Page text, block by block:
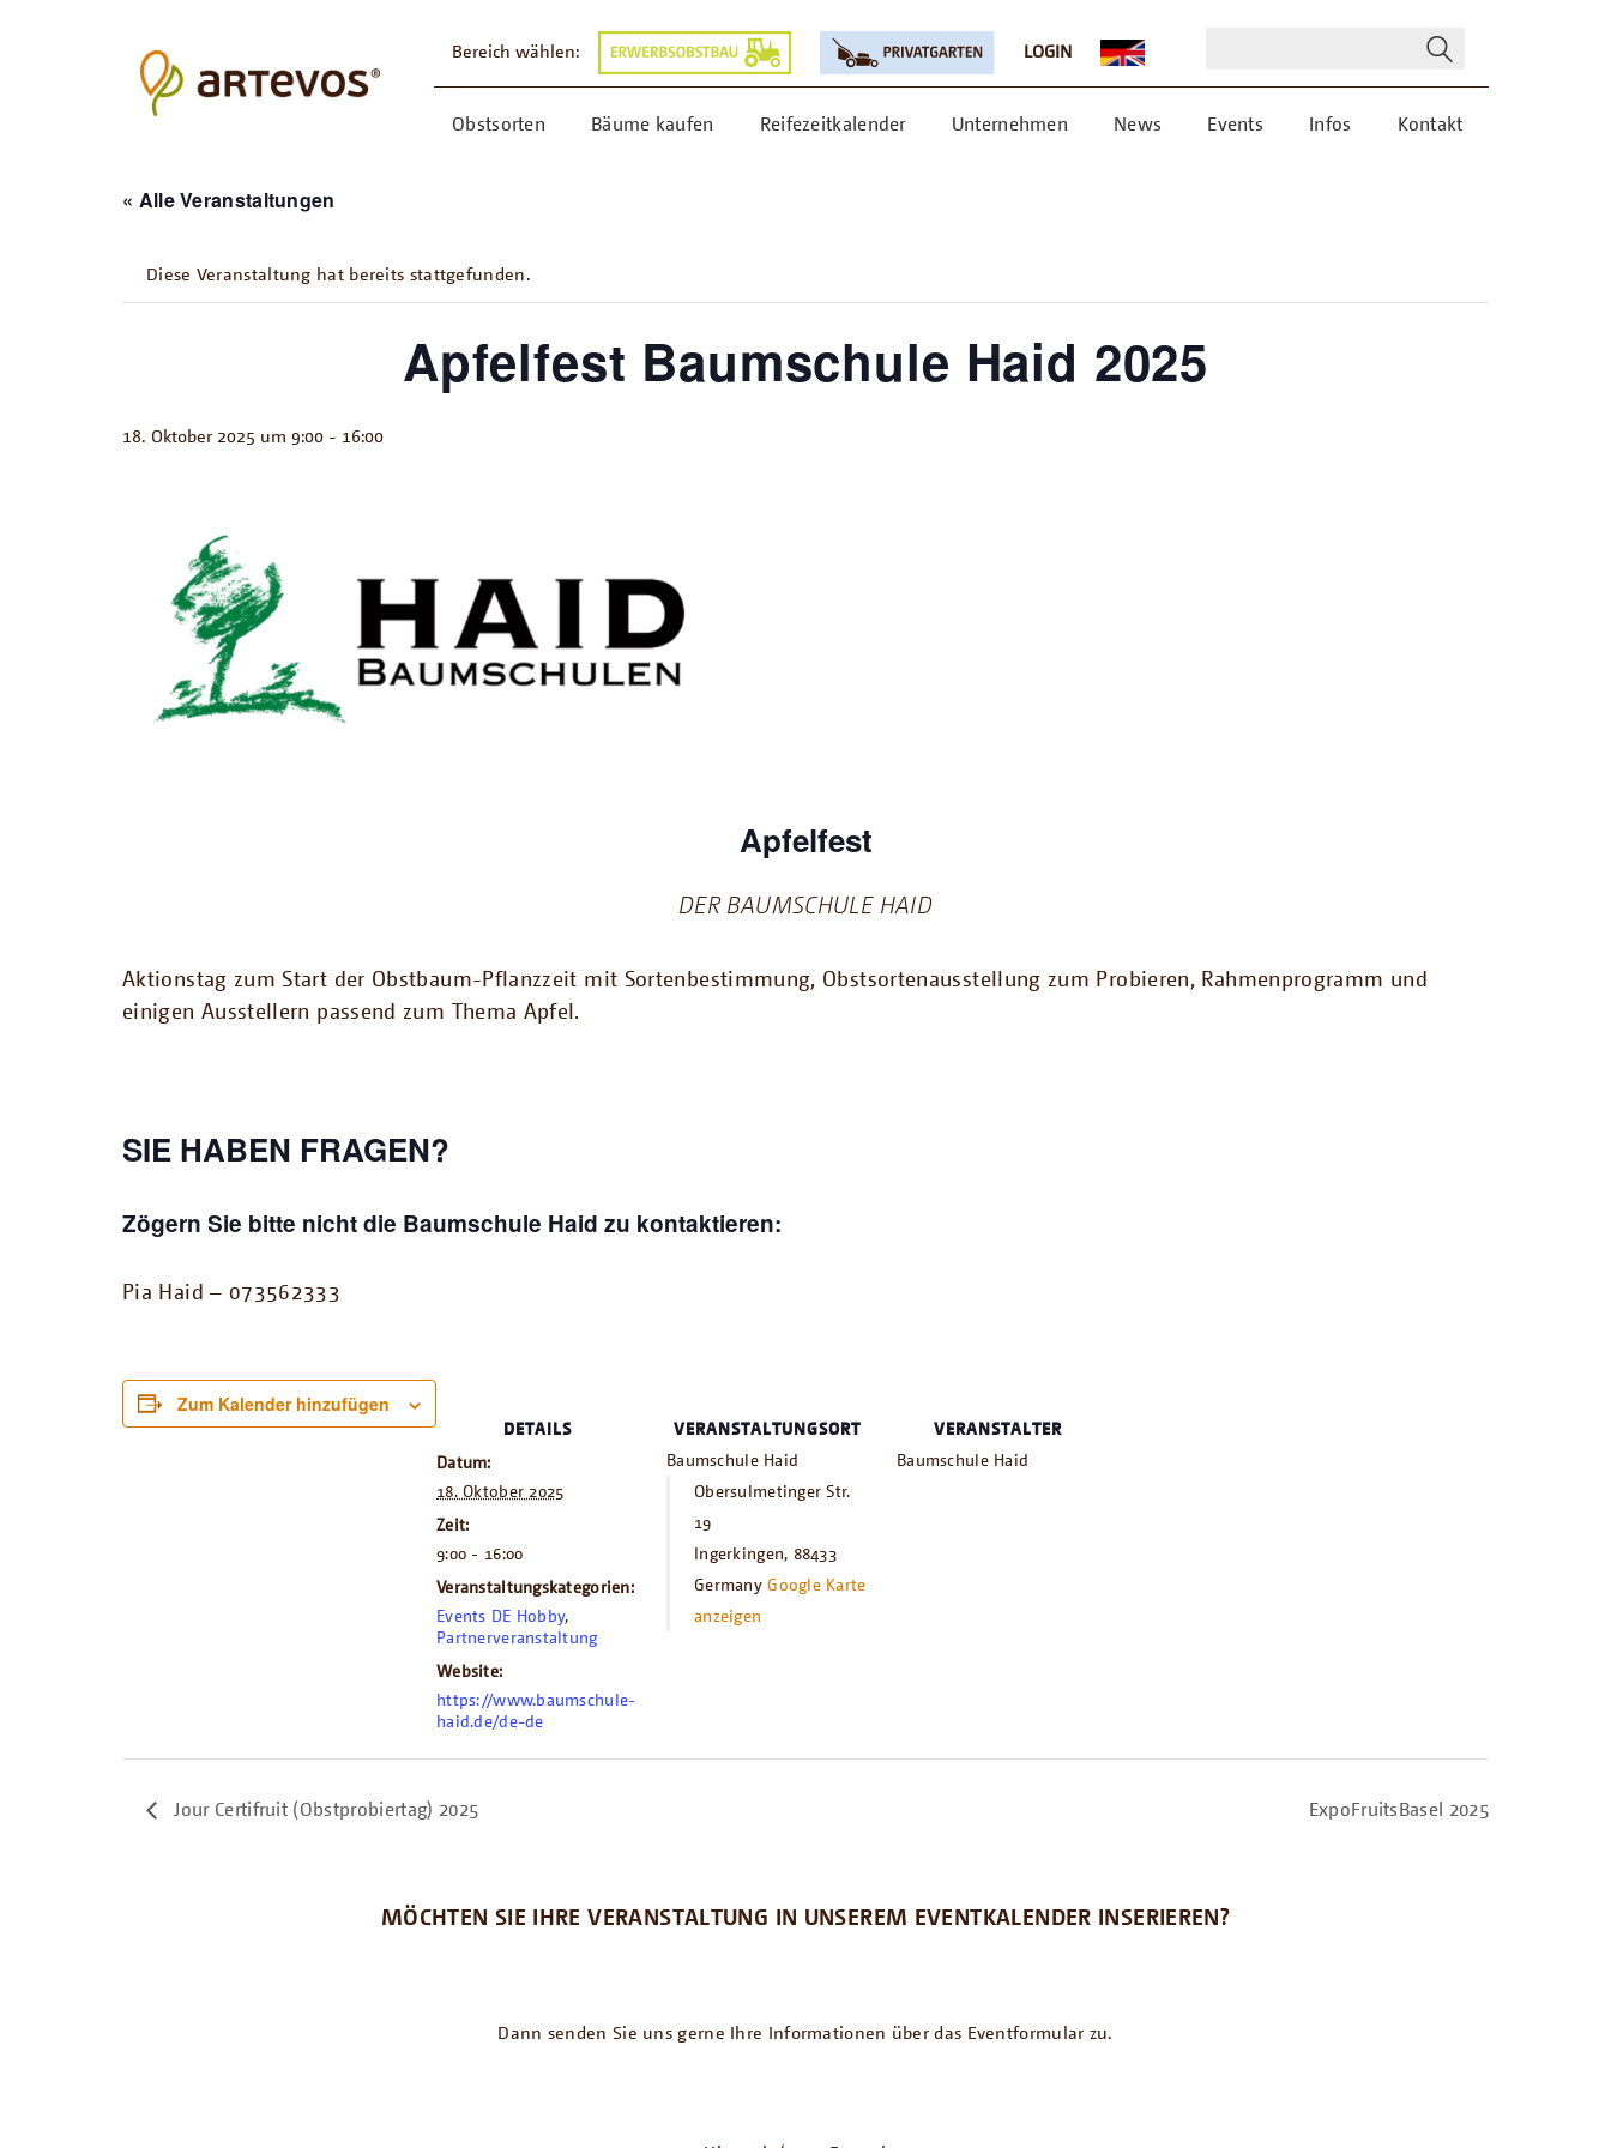
Bereich wählen: LOGIN
Obstsorten Bäume kaufen Reifezeitkalender Unternehmen News Events Infos Kontakt
« Alle Veranstaltungen
Diese Veranstaltung hat bereits stattgefunden.
Apfelfest Baumschule Haid 2025
18. Oktober 2025 um 9:00 - 16:00
Apfelfest
DER BAUMSCHULE HAID
Aktionstag zum Start der Obstbaum-Pflanzzeit mit Sortenbestimmung, Obstsortenausstellung zum Probieren, Rahmenprogramm und
einigen Ausstellern passend zum Thema Apfel.
SIE HABEN FRAGEN?
Zögern Sie bitte nicht die Baumschule Haid zu kontaktieren:
Pia Haid – 073562333
Zum Kalender hinzufügen
DETAILS
Datum:
18. Oktober 2025
Zeit:
9:00 - 16:00
Veranstaltungskategorien:
Events DE Hobby,
Partnerveranstaltung
Website:
https://www.baumschule-
haid.de/de-de
VERANSTALTUNGSORT
Baumschule Haid
Obersulmetinger Str.
19
Ingerkingen, 88433
Germany Google Karte
anzeigen
VERANSTALTER
Baumschule Haid
Jour Certifruit (Obstprobiertag) 2025 ExpoFruitsBasel 2025
MÖCHTEN SIE IHRE VERANSTALTUNG IN UNSEREM EVENTKALENDER INSERIEREN?
Dann senden Sie uns gerne Ihre Informationen über das Eventformular zu.